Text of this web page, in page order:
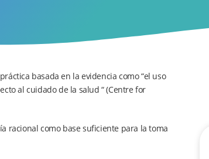
basada en la evidencia como “el uso
al cuidado de la salud “ (Centre for
racional como base suficiente para la toma